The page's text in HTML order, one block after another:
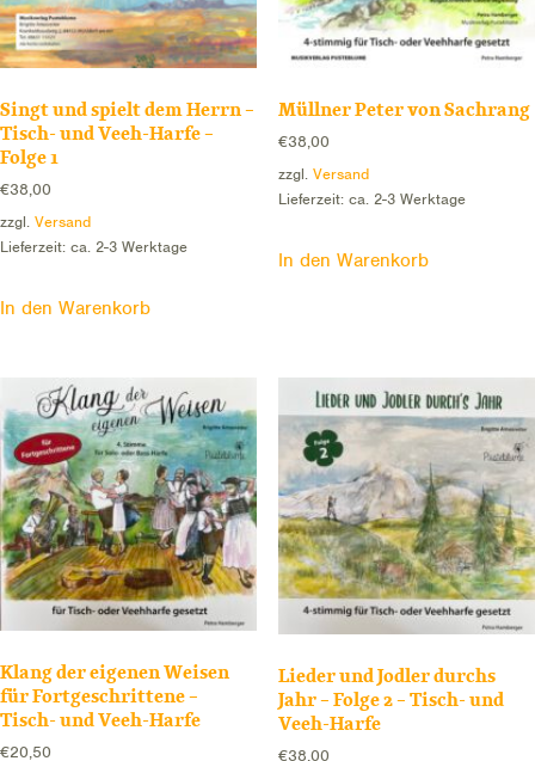
Singt und spielt dem Herrn –
Tisch- und Veeh-Harfe –
Folge 1
€38,00
zzgl. Versand
Lieferzeit: ca. 2-3 Werktage
In den Warenkorb
Müllner Peter von Sachrang
€38,00
zzgl. Versand
Lieferzeit: ca. 2-3 Werktage
In den Warenkorb
Klang der eigenen Weisen
für Fortgeschrittene –
Tisch- und Veeh-Harfe
€20,50
Lieder und Jodler durchs
Jahr – Folge 2 – Tisch- und
Veeh-Harfe
€38,00